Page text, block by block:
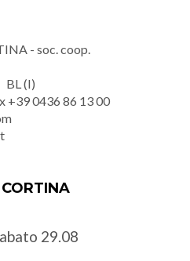
- soc. coop.
BL (I)
+39 0436 86 13 00
29.08